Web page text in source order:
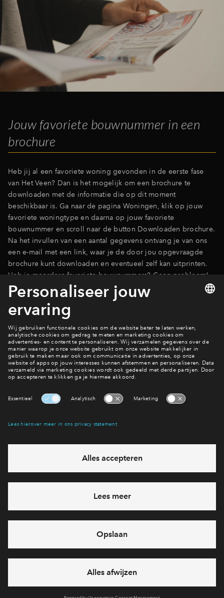
Jouw favoriete bouwnummer in een
brochure
Heb jij al een favoriete woning gevonden in de eerste fase
van Het Veen? Dan is het mogelijk om een brochure te
downloaden met de informatie die op dit moment
beschikbaar is. Ga naar de pagina Woningen, klik op jouw
favoriete woningtype en daarna op jouw favoriete
bouwnummer en scroll naar de button Downloaden brochure.
Na het invullen van een aantal gegevens ontvang je van ons
een e-mail met een link, waar je de door jou opgevraagde
brochure kunt downloaden en eventueel zelf kan uitprinten.
Heb je meerdere favoriete bouwnummers? Geen probleem!
Herhaal dan bovenstaande stappen.
Naar de pagina Woningen
Bekijk de woningen
eventuele projecten
Ja, ik wil mij aanmelden
Heb je een vraag en wil je direct antwoord? Bel ons op088
712 27 31
6 dagen per week beschikbaar (behalve tijdens
feestdagen)
vandaag van 09:00 - 18:00 uur